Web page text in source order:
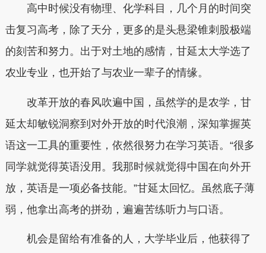
高中时候没有物理、化学科目，几个月的时间突
击复习高考，除了天分，更多的是头悬梁锥刺股极端
的刻苦和努力。出于对土地的感情，甘延太大学选了
农业专业，也开始了与农业一辈子的情缘。
改革开放的春风吹遍中国，虽然学的是农学，甘
延太却敏锐洞察到对外开放的时代浪潮，深知掌握英
语这一工具的重要性，依然很努力在学习英语。“很多
同学就觉得英语没用。我那时候就觉得中国在向外开
放，英语是一项必备技能。”甘延太回忆。虽然底子薄
弱，他拿出高考的拼劲，遍遍苦练听力与口语。
机会是留给有准备的人，大学毕业后，他获得了